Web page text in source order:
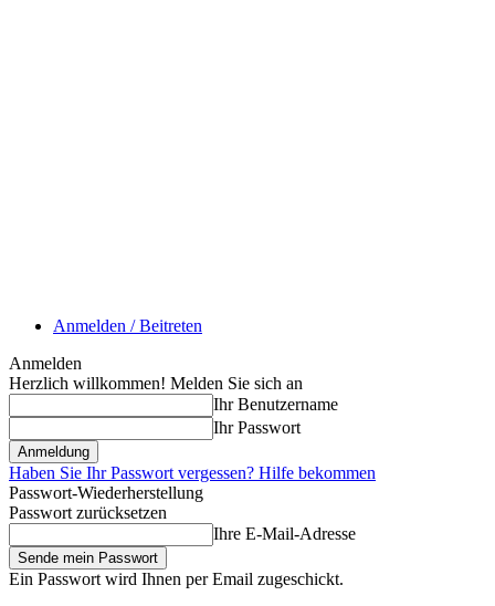
Anmelden / Beitreten
Anmelden
Herzlich willkommen! Melden Sie sich an
Ihr Benutzername
Ihr Passwort
Haben Sie Ihr Passwort vergessen? Hilfe bekommen
Passwort-Wiederherstellung
Passwort zurücksetzen
Ihre E-Mail-Adresse
Ein Passwort wird Ihnen per Email zugeschickt.